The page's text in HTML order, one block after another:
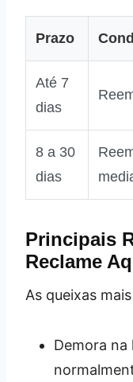
Prazo
Até 7
dias
8 a 30
dias
Principais
Reclame
As queixas
Demora na